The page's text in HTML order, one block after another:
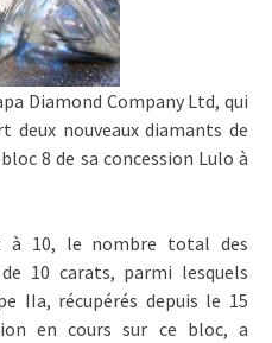
Diamond Company Ltd, qui
deux nouveaux diamants de
8 de sa concession Lulo à
à 10, le nombre total des
10 carats, parmi lesquels
IIa, récupérés depuis le 15
en cours sur ce bloc, a